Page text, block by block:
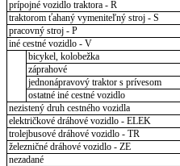
prípojné vozidlo traktora - R
traktorom ťahaný vymeniteľný stroj - S
pracovný stroj - P
iné cestné vozidlo - V
bicykel, kolobežka
záprahové
jednonápravový traktor s prívesom
ostatné iné cestné vozidlo
nezistený druh cestného vozidla
električkové dráhové vozidlo - ELEK
trolejbusové dráhové vozidlo - TR
železničné dráhové vozidlo - ZE
nezadané